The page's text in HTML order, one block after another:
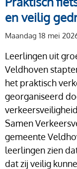
en veilig
Maandag 18 mei
Leerlingen uit
Veldhoven
het praktisch
georganiseerd
Samen
gemeente
leerlingen zien
dat zij veilig